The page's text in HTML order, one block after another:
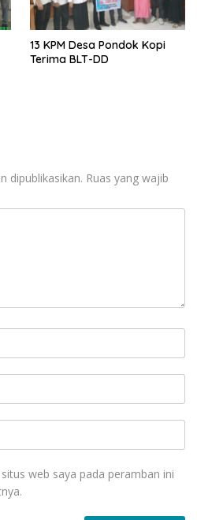
13 KPM Desa Pondok Kopi
Terima BLT-DD
dipublikasikan. Ruas yang wajib
web saya pada peramban ini